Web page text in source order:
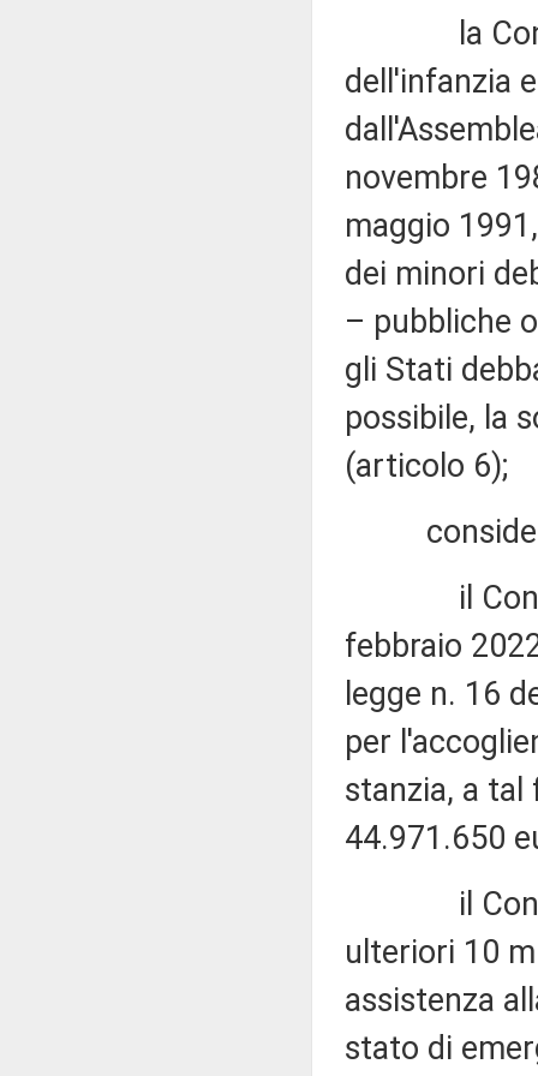
la
dell'infanzia
novembre
maggio
dei minori
– pubbliche
gli Stati
possibile, la
(articolo 6);
il
febbraio
legge n. 16
per
stanzia, a tal
44.971.650
il
ulteriori 10
assistenza
stato di